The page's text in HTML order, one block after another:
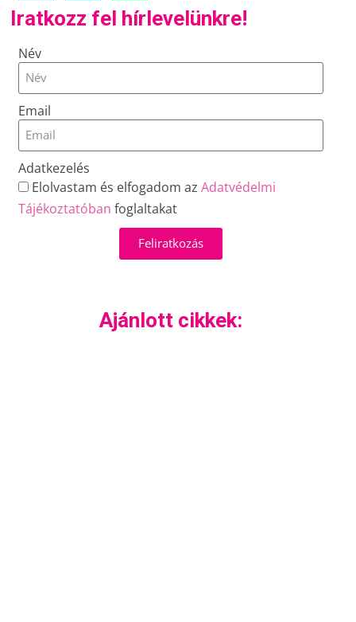
Iratkozz fel hírlevelünkre!
Név
Email
Adatkezelés
Elolvastam és elfogadom azAdatvédelmi
Tájékoztatóban foglaltakat
Feliratkozás
Ajánlott cikkek: